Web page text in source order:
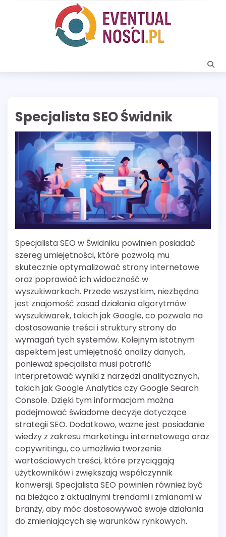
Specjalista SEO Świdnik
Specjalista SEO w Świdniku powinien posiadać
szereg umiejętności, które pozwolą mu
skutecznie optymalizować strony internetowe
oraz poprawiać ich widoczność w
wyszukiwarkach. Przede wszystkim, niezbędna
jest znajomość zasad działania algorytmów
wyszukiwarek, takich jak Google, co pozwala na
dostosowanie treści i struktury strony do
wymagań tych systemów. Kolejnym istotnym
aspektem jest umiejętność analizy danych,
ponieważ specjalista musi potrafić
interpretować wyniki z narzędzi analitycznych,
takich jak Google Analytics czy Google Search
Console. Dzięki tym informacjom można
podejmować świadome decyzje dotyczące
strategii SEO. Dodatkowo, ważne jest posiadanie
wiedzy z zakresu marketingu internetowego oraz
copywritingu, co umożliwia tworzenie
wartościowych treści, które przyciągają
użytkowników i zwiększają współczynnik
konwersji. Specjalista SEO powinien również być
na bieżąco z aktualnymi trendami i zmianami w
branży, aby móc dostosowywać swoje działania
do zmieniających się warunków rynkowych.